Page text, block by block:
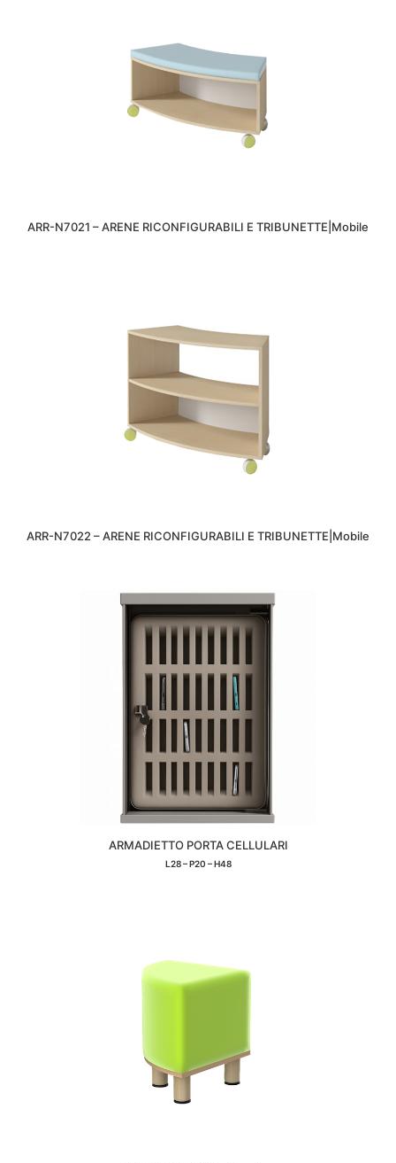
ARR-N7021 – ARENE RICONFIGURABILI E TRIBUNETTE|Mobile
ARR-N7022 – ARENE RICONFIGURABILI E TRIBUNETTE|Mobile
ARMADIETTO PORTA CELLULARI
L28 – P20 – H48